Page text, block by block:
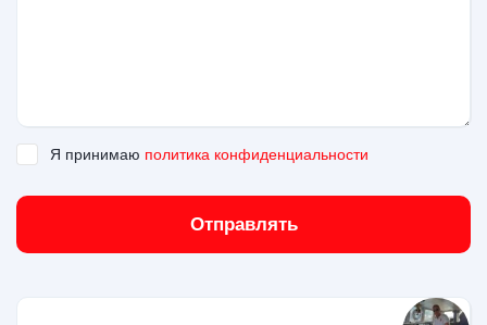
Я принимаю политика конфиденциальности
Отправлять